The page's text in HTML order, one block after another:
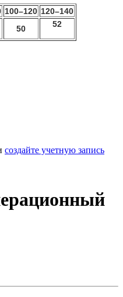
100–120 120–140
50 52
создайте учетную запись